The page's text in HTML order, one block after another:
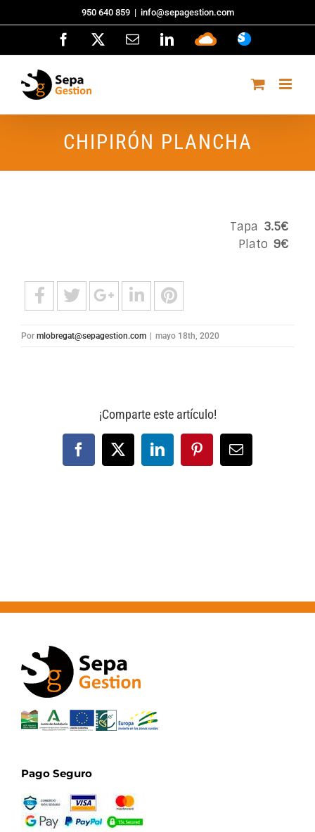
al
950 640 859 | info@sepagestion.com
Facebook
CorreoLinkedIn
Sepa
CHIPIRÓN PLANCHA
Tapa 3.5€
Plato 9€
Por mlobregat@sepagestion.com | mayo 18th, 2020
¡Comparte este artículo!
Facebook
X LinkedInPinterestCorreo
electrónico
Pago Seguro